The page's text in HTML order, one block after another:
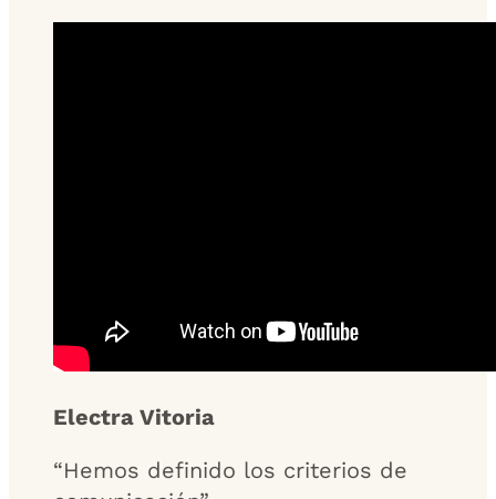
Electra Vitoria
“Hemos definido los criterios de